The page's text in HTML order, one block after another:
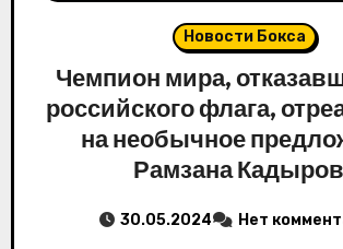
Новости Бокса
Чемпион мира,
российского флага,
на необычное
Рамзана
30.05.2024 Нет